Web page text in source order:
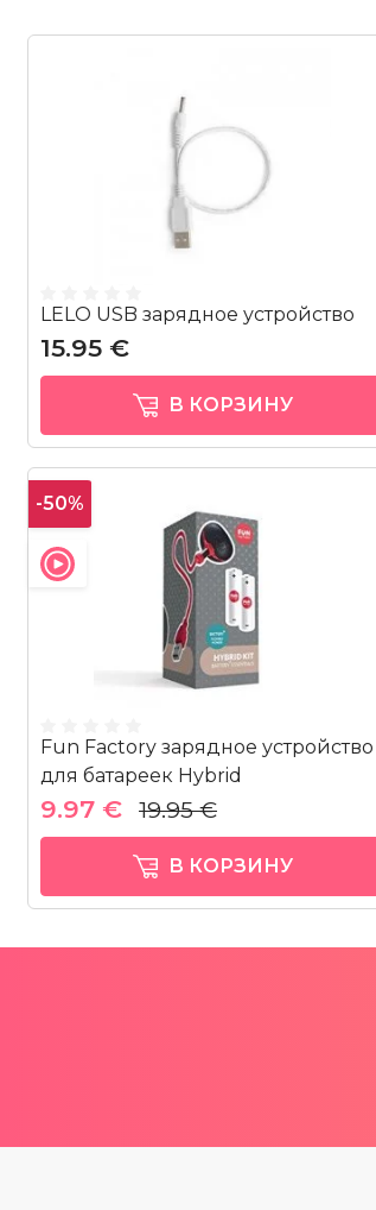
LELO USB зарядное устройство
15.95 €
В КОРЗИНУ
-50%
Fun Factory зарядное устройство
для батареек Hybrid
9.97 € 19.95 €
В КОРЗИНУ